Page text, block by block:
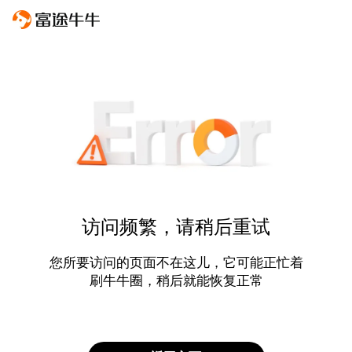
访问频繁，请稍后重试
您所要访问的页面不在这儿，它可能正忙着
刷牛牛圈，稍后就能恢复正常